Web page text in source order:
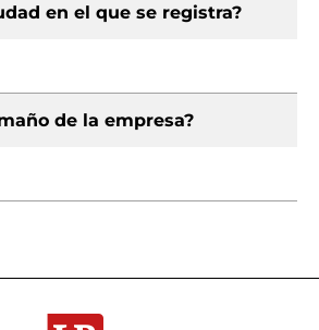
en el que se registra?
de la empresa?